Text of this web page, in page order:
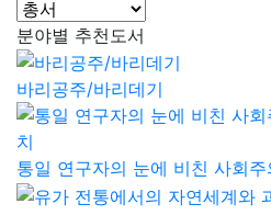
분야별 추천도서
바리공주/바리데기
통일 연구자의 눈에 비친 사회